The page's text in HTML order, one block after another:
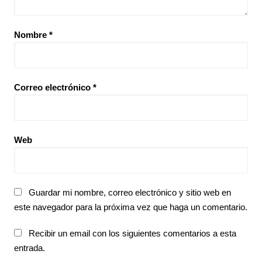
Nombre *
Correo electrónico *
Web
Guardar mi nombre, correo electrónico y sitio web en
este navegador para la próxima vez que haga un comentario.
Recibir un email con los siguientes comentarios a esta
entrada.